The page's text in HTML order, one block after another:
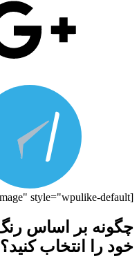
[wp_ulike button_type="image" style="wpulike-default"]
چگونه بر اساس
خود را انتخاب کنید؟